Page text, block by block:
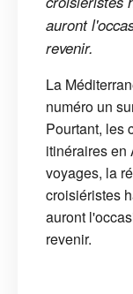
auront
revenir.
La
numéro un
Pourtant, les
itinéraires en
voyages, la
croisiéristes
auront
revenir.